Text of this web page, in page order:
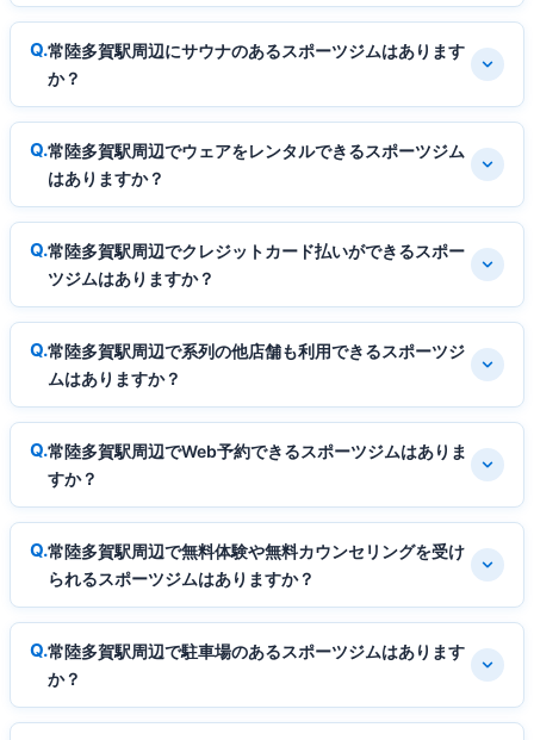
常陸多賀駅周辺にサウナのあるスポーツジムはあります
か？
常陸多賀駅周辺でウェアをレンタルできるスポーツジム
はありますか？
常陸多賀駅周辺でクレジットカード払いができるスポー
ツジムはありますか？
常陸多賀駅周辺で系列の他店舗も利用できるスポーツジ
ムはありますか？
常陸多賀駅周辺でWeb予約できるスポーツジムはありま
すか？
常陸多賀駅周辺で無料体験や無料カウンセリングを受け
られるスポーツジムはありますか？
常陸多賀駅周辺で駐車場のあるスポーツジムはあります
か？